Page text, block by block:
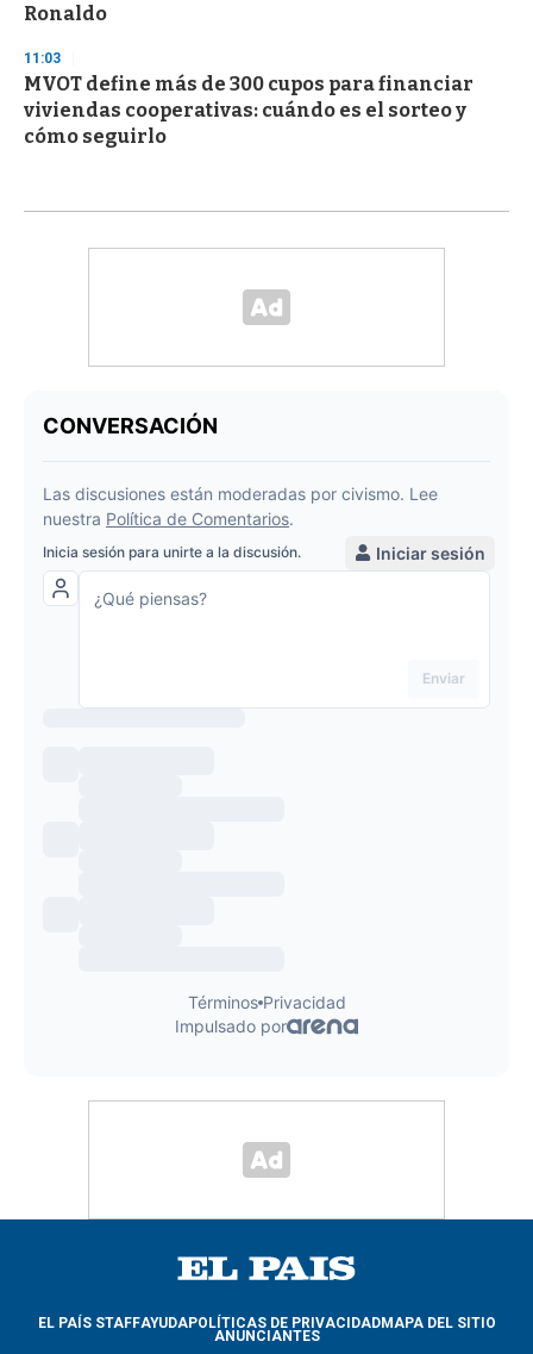
Ronaldo
11:03
MVOT define más de 300 cupos para financiar
viviendas cooperativas: cuándo es el sorteo y
cómo seguirlo
EL PAÍS STAFFAYUDAPOLÍTICAS DE PRIVACIDADMAPA DEL SITIO
ANUNCIANTES